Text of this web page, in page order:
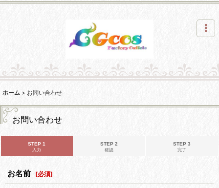
ホーム > お問い合わせ
お問い合わせ
STEP 1
入力
STEP 2
確認
STEP 3
完了
お名前 [必須]